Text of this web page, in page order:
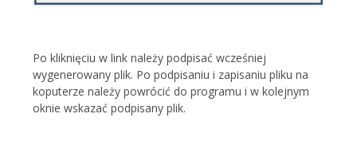
Po kliknięciu w link należy podpisać wcześniej
wygenerowany plik. Po podpisaniu i zapisaniu pliku na
koputerze należy powrócić do programu i w kolejnym
oknie wskazać podpisany plik.